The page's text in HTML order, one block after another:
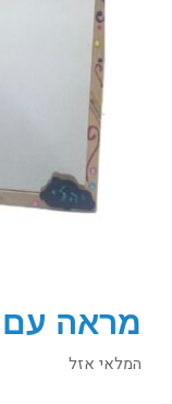
מראה עם
המלאי אזל